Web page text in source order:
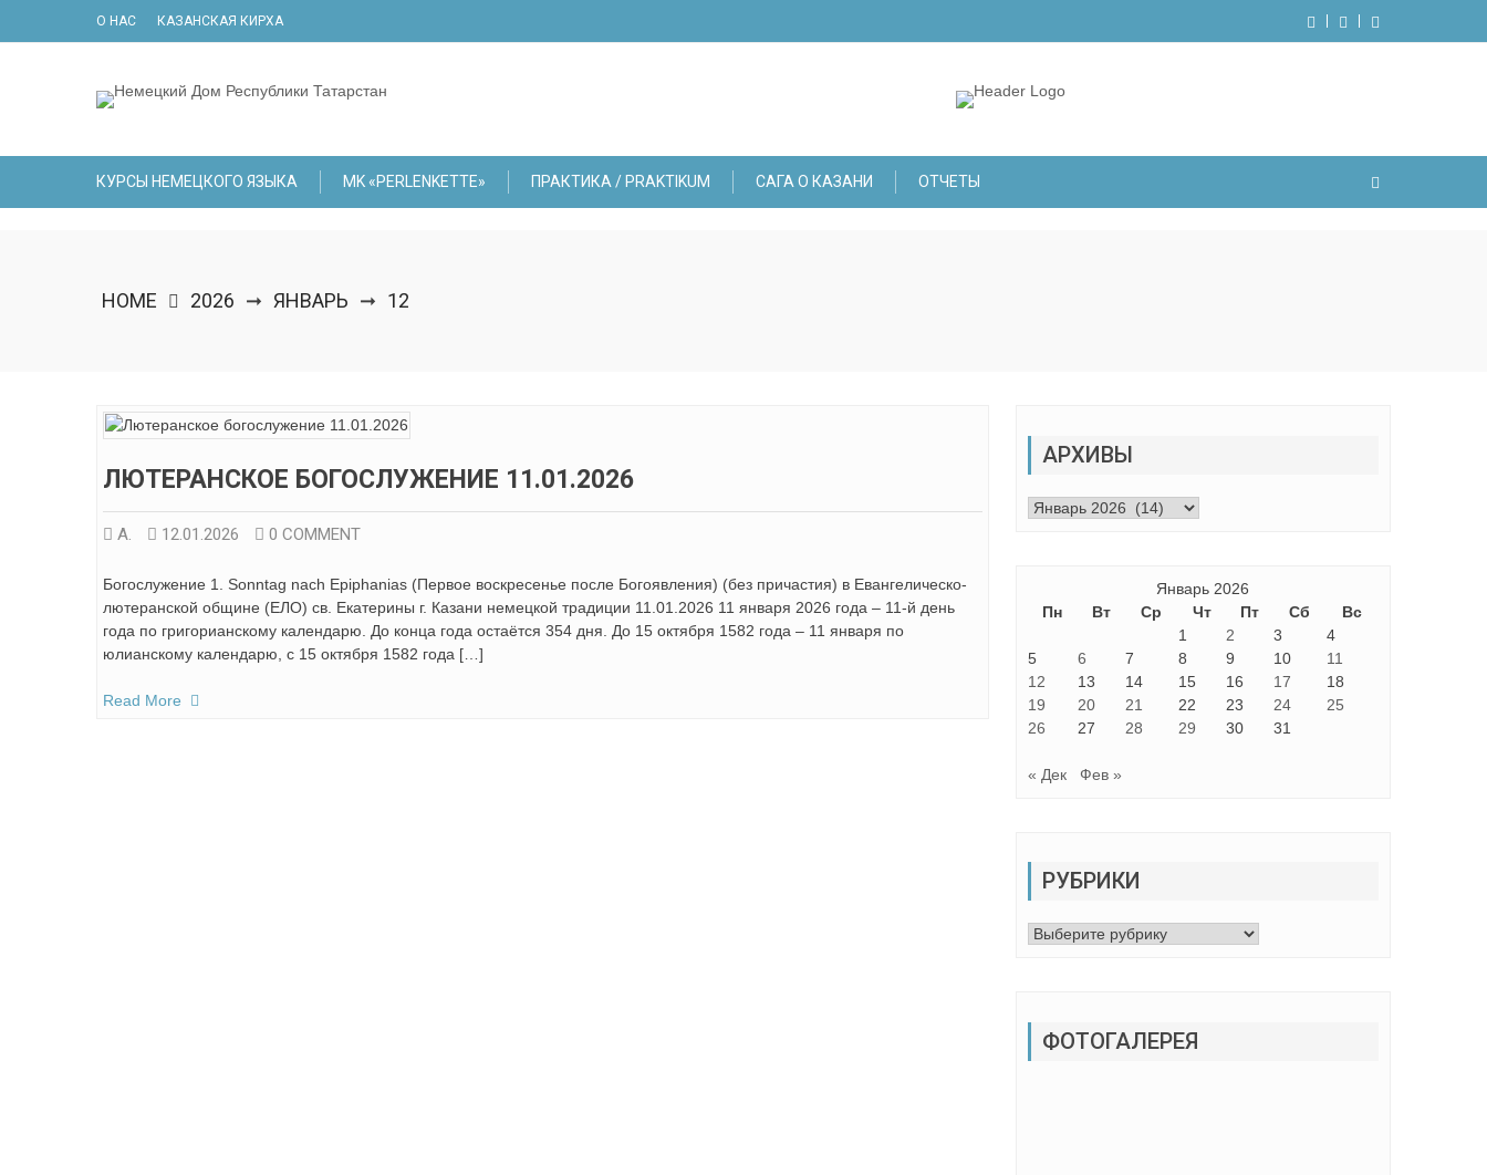
О НАС КАЗАНСКАЯ КИРХА
КУРСЫ НЕМЕЦКОГО ЯЗЫКА МK «PERLENKETTE» ПРАКТИКА / PRAKTIKUM САГА О КАЗАНИ ОТЧЕТЫ
HOME 2026 ➞ ЯНВАРЬ ➞ 12
ЛЮТЕРАНСКОЕ БОГОСЛУЖЕНИЕ 11.01.2026
А. 12.01.2026 0 COMMENT
Богослужение 1. Sonntag nach Epiphanias (Первое воскресенье после Богоявления) (без причастия) в Евангелическо-
лютеранской общине (ЕЛО) св. Екатерины г. Казани немецкой традиции 11.01.2026 11 января 2026 года – 11-й день
года по григорианскому календарю. До конца года остаётся 354 дня. До 15 октября 1582 года – 11 января по
юлианскому календарю, с 15 октября 1582 года […]
Read More
АРХИВЫ
Архивы
Январь 2026
Пн
Вт Ср Чт Пт Сб
Вс
1
2 3
4
5
6 7 8 9 10
11
12
13 14 15 16 17
18
19
20 21 22 23 24
25
26
27 28 29 30 31
« Дек Фев »
РУБРИКИ
Рубрики
ФОТОГАЛЕРЕЯ